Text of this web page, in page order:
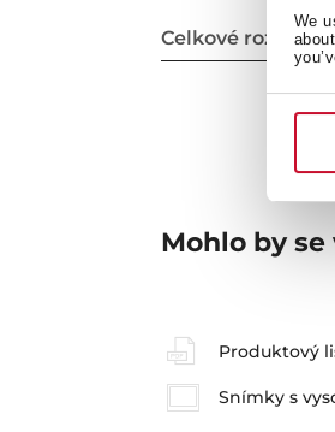
We
Celkové rozměry
Mohlo by
Produktový
Snímky s